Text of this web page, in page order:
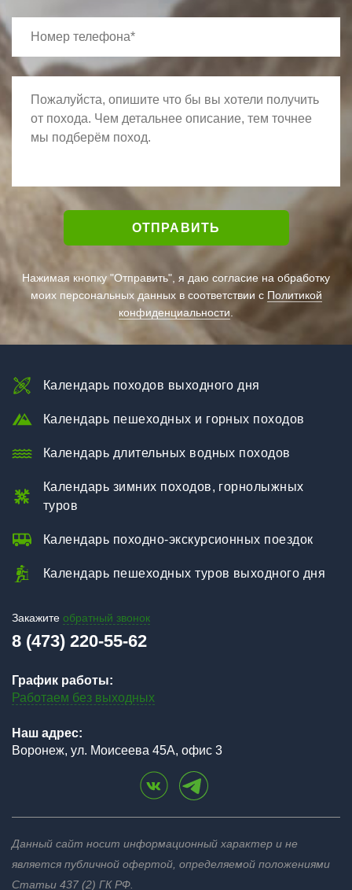
Нажимая кнопку "Отправить", я даю согласие на обработку
моих персональных данных в соответствии с Политикой
конфиденциальности
Календарь походов выходного дня
Календарь пешеходных и горных походов
Календарь длительных водных походов
Календарь зимних походов, горнолыжных
туров
Календарь походно-экскурсионных поездок
Календарь пешеходных туров выходного дня
Закажите обратный звонок
8 (473) 220-55-62
График работы:
Работаем без выходных
Наш адрес:
Воронеж, ул. Моисеева 45А, офис 3
Данный сайт носит информационный характер и не
является публичной офертой, определяемой положениями
Статьи 437 (2) ГК РФ.